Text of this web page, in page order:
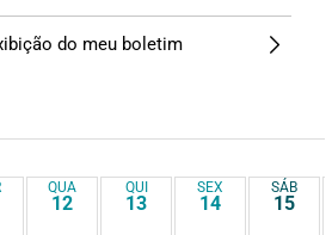
do meu boletim
QUA
12
QUI
13
SEX
14
SÁB
15